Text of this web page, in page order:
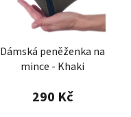
Dámská peněženka na
mince - Khaki
290 Kč